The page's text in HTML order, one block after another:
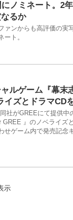
ノミネート。2
るか
ァンからも高評価の実
ート。
ルゲーム『幕末
イズとドラマCD
社がGREEにて提供中
』のノベライズ
せゲーム内で発売記念
示